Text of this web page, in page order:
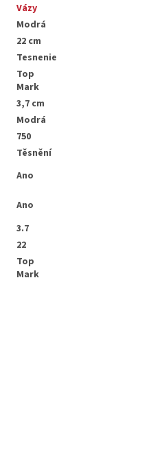
Vázy
Modrá
22 cm
Tesnenie
Top
Mark
3,7 cm
Modrá
750
Těsnění
Ano
Ano
3.7
22
Top
Mark